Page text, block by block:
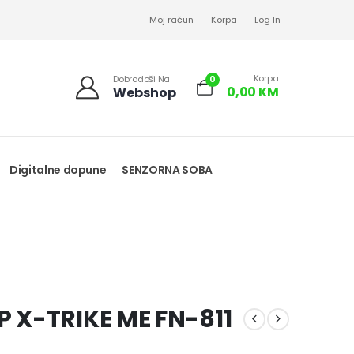
Moj račun Korpa Log In
Dobrodoši Na
Webshop
0 Korpa
0,00 KM
Digitalne dopune SENZORNA SOBA
X-TRIKE ME FN-811